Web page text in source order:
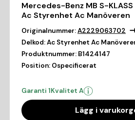
Mercedes-Benz MB S-
Ac Styrenhet Ac Manöveren
Originalnummer:A2229063702
Delkod:Ac Styrenhet Ac
Produktnummer: B1424147
Position: Ospecificerat
Garanti 1Kvalitet A
Lägg i